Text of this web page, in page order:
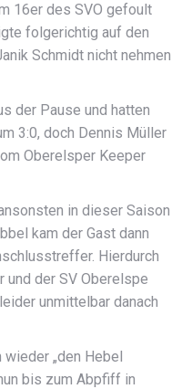
16er des SVO gefoult
folgerichtig auf den
Schmidt nicht nehmen
der Pause und hatten
3:0, doch Dennis Müller
Oberelsper Keeper
in dieser Saison
kam der Gast dann
Hierdurch
der SV Oberelspe
unmittelbar danach
„den Hebel
bis zum Abpfiff in